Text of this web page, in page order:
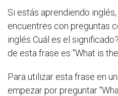
Si estás aprendiendo
encuentres con preguntas
inglés Cuál es el
de esta frase es "What is
Para utilizar esta frase en
empezar por preguntar